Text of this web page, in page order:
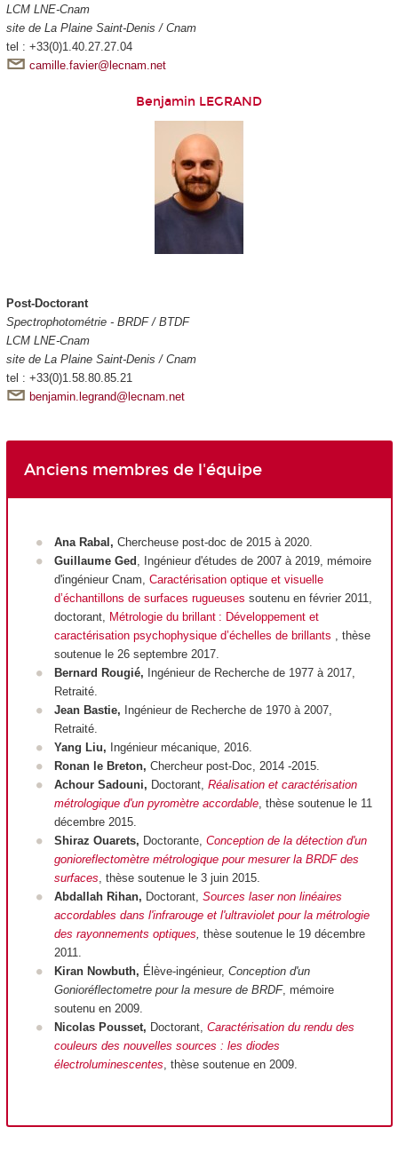
LCM LNE-Cnam
site de La Plaine Saint-Denis / Cnam
tel : +33(0)1.40.27.27.04
camille.favier@lecnam.net
Benjamin LEGRAND
Post-Doctorant
Spectrophotométrie - BRDF / BTDF
LCM LNE-Cnam
site de La Plaine Saint-Denis / Cnam
tel : +33(0)1.58.80.85.21
benjamin.legrand@lecnam.net
Anciens membres de l'équipe
Ana Rabal, Chercheuse post-doc de 2015 à 2020.
Guillaume Ged , Ingénieur d'études de 2007 à 2019, mémoire
d'ingénieur Cnam, Caractérisation optique et visuelle
d’échantillons de surfaces rugueuses soutenu en février 2011,
doctorant,
Métrologie du brillant : Développement et
caractérisation psychophysique d’échelles de brillants
, thèse
soutenue le 26 septembre 2017.
Bernard Rougié, Ingénieur de Recherche de 1977 à 2017,
Retraité.
Jean Bastie, Ingénieur de Recherche de 1970 à 2007,
Retraité.
Yang Liu, Ingénieur mécanique, 2016.
Ronan le Breton, Chercheur post-Doc, 2014 -2015.
Achour Sadouni, Doctorant, Réalisation et caractérisation
métrologique d'un pyromètre accordable, thèse soutenue le 11
décembre 2015.
Shiraz Ouarets, Doctorante, Conception de la détection d'un
gonioreflectomètre métrologique pour mesurer la BRDF des
surfaces , thèse soutenue le 3 juin 2015.
Abdallah Rihan, Doctorant, Sources laser non linéaires
accordables dans l'infrarouge et l'ultraviolet pour la métrologie
des rayonnements optiques thèse soutenue le 19 décembre
2011.
Kiran Nowbuth, Élève-ingénieur, Conception d'un
Gonioréflectometre pour la mesure de BRDF, mémoire
soutenu en 2009.
Nicolas Pousset, Doctorant, Caractérisation du rendu des
couleurs des nouvelles sources : les diodes
électroluminescentes , thèse soutenue en 2009.